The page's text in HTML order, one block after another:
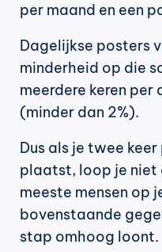
per maand en een
Dagelijkse posters
minderheid op die
meerdere keren per
(minder dan 2%).
Dus als je twee
plaatst, loop je niet
meeste mensen op
bovenstaande
stap omhoog loont.